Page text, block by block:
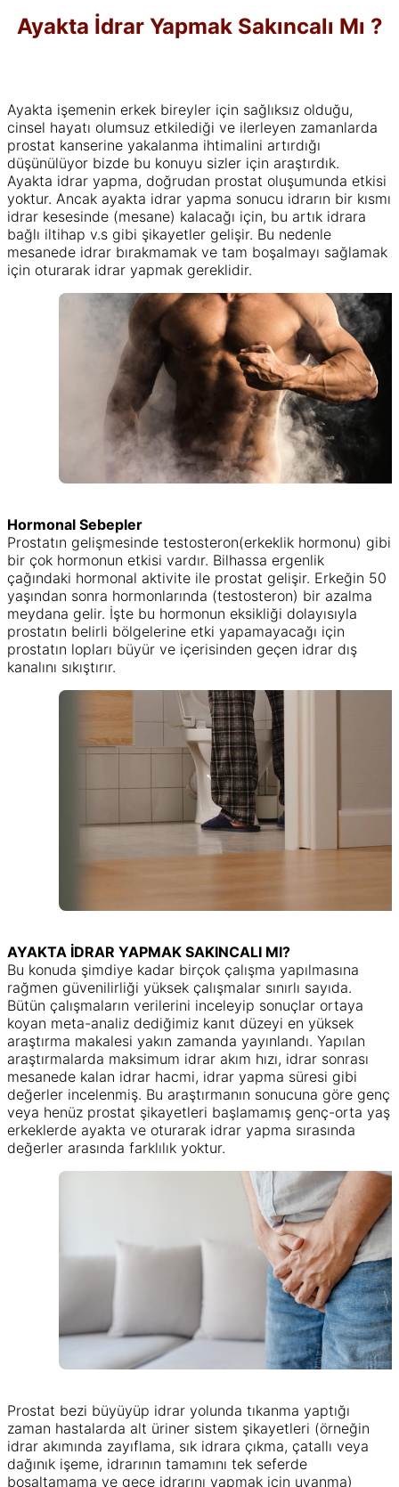
Ayakta İdrar Yapmak Sakıncalı Mı ?
Ayakta işemenin erkek bireyler için sağlıksız olduğu,
cinsel hayatı olumsuz etkilediği ve ilerleyen zamanlarda
prostat kanserine yakalanma ihtimalini artırdığı
düşünülüyor bizde bu konuyu sizler için araştırdık.
Ayakta idrar yapma, doğrudan prostat oluşumunda etkisi
yoktur. Ancak ayakta idrar yapma sonucu idrarın bir kısmı
idrar kesesinde (mesane) kalacağı için, bu artık idrara
bağlı iltihap v.s gibi şikayetler gelişir. Bu nedenle
mesanede idrar bırakmamak ve tam boşalmayı sağlamak
için oturarak idrar yapmak gereklidir.
Hormonal Sebepler
Prostatın gelişmesinde testosteron(erkeklik hormonu) gibi
bir çok hormonun etkisi vardır. Bilhassa ergenlik
çağındaki hormonal aktivite ile prostat gelişir. Erkeğin 50
yaşından sonra hormonlarında (testosteron) bir azalma
meydana gelir. İşte bu hormonun eksikliği dolayısıyla
prostatın belirli bölgelerine etki yapamayacağı için
prostatın lopları büyür ve içerisinden geçen idrar dış
kanalını sıkıştırır.
AYAKTA İDRAR YAPMAK SAKINCALI MI?
Bu konuda şimdiye kadar birçok çalışma yapılmasına
rağmen güvenilirliği yüksek çalışmalar sınırlı sayıda.
Bütün çalışmaların verilerini inceleyip sonuçlar ortaya
koyan meta-analiz dediğimiz kanıt düzeyi en yüksek
araştırma makalesi yakın zamanda yayınlandı. Yapılan
araştırmalarda maksimum idrar akım hızı, idrar sonrası
mesanede kalan idrar hacmi, idrar yapma süresi gibi
değerler incelenmiş. Bu araştırmanın sonucuna göre genç
veya henüz prostat şikayetleri başlamamış genç-orta yaş
erkeklerde ayakta ve oturarak idrar yapma sırasında
değerler arasında farklılık yoktur.
Prostat bezi büyüyüp idrar yolunda tıkanma yaptığı
zaman hastalarda alt üriner sistem şikayetleri (örneğin
idrar akımında zayıflama, sık idrara çıkma, çatallı veya
dağınık işeme, idrarının tamamını tek seferde
boşaltamama ve gece idrarını yapmak için uyanma)